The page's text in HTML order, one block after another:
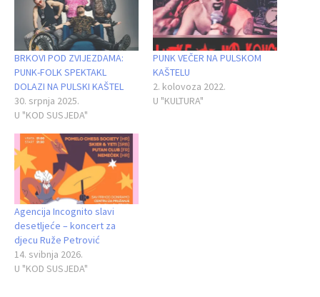
BRKOVI POD ZVIJEZDAMA:
PUNK-FOLK SPEKTAKL
DOLAZI NA PULSKI KAŠTEL
30. srpnja 2025.
U "KOD SUSJEDA"
PUNK VEČER NA PULSKOM
KAŠTELU
2. kolovoza 2022.
U "KULTURA"
Agencija Incognito slavi
desetljeće – koncert za
djecu Ruže Petrović
14. svibnja 2026.
U "KOD SUSJEDA"